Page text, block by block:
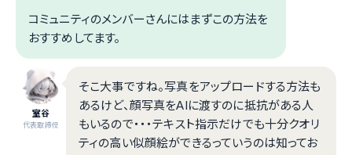
コミュニティのメンバーさんにはまずこの方法を
おすすめしてます。
室谷
代表取締役
そこ大事ですね。写真をアップロードする方法も
あるけど、顔写真をAIに渡すのに抵抗がある人
もいるので・・・テキスト指示だけでも十分クオリ
ティの高い似顔絵ができるっていうのは知ってお